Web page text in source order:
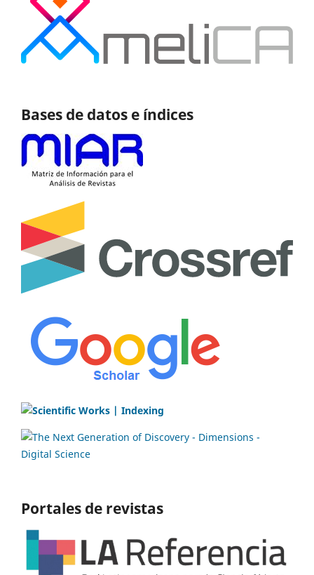
Bases de datos e índices
Portales de revistas